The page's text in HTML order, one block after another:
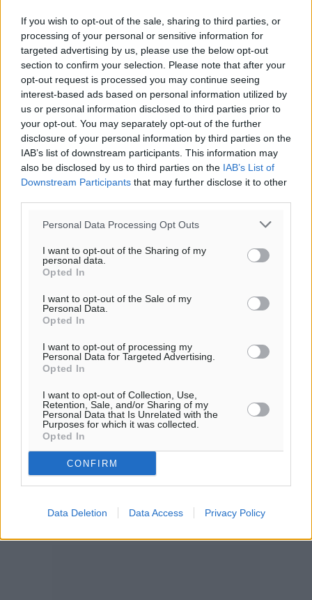
If you wish to opt-out of the sale, sharing to third parties, or
processing of your personal or sensitive information for
targeted advertising by us, please use the below opt-out
section to confirm your selection. Please note that after your
opt-out request is processed you may continue seeing
interest-based ads based on personal information utilized by
us or personal information disclosed to third parties prior to
your opt-out. You may separately opt-out of the further
disclosure of your personal information by third parties on the
IAB’s list of downstream participants. This information may
also be disclosed by us to third parties on the IAB’s List of
Downstream Participants that may further disclose it to other
Personal Data Processing Opt Outs
I want to opt-out of the Sharing of my
personal data.
Opted In
I want to opt-out of the Sale of my
Personal Data.
Opted In
I want to opt-out of processing my
Personal Data for Targeted Advertising.
Opted In
I want to opt-out of Collection, Use,
Retention, Sale, and/or Sharing of my
Personal Data that Is Unrelated with the
Purposes for which it was collected.
Opted In
CONFIRM
Data Deletion Data Access Privacy Policy
13 km/h
Β-ΒΔ
30°/31°
06:19
20:05
πρόγνωση:
32°
ΔΕ
29°
ΤΡ